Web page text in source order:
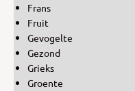
Frans
Fruit
Gevogelte
Gezond
Grieks
Groente